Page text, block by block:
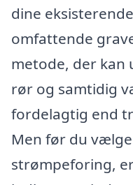
dine
omfattende
metode, der kan
rør og samtidig
fordelagtig end
Men før du
strømpeforing,